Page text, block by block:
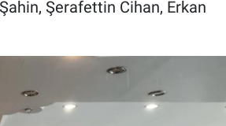
Şerafettin Cihan, Erkan